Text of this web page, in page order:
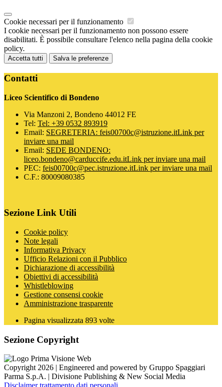
Cookie necessari per il funzionamento
I cookie necessari per il funzionamento non possono essere
disabilitati. È possibile consultare l'elenco nella pagina della cookie
policy.
Accetta tutti Salva le preferenze
Contatti
Liceo Scientifico di Bondeno
Via Manzoni 2, Bondeno 44012 FE
Tel: Tel: +39 0532 893919
Email: SEGRETERIA: feis00700c@istruzione.itLink per
inviare una mail
Email: SEDE BONDENO:
liceo.bondeno@carduccife.edu.itLink per inviare una mail
PEC: feis00700c@pec.istruzione.itLink per inviare una mail
C.F.: 80009080385
Sezione Link Utili
Cookie policy
Note legali
Informativa Privacy
Ufficio Relazioni con il Pubblico
Dichiarazione di accessibilità
Obiettivi di accessibilità
Whistleblowing
Gestione consensi cookie
Amministrazione trasparente
Pagina visualizzata 893 volte
Sezione Copyright
Copyright 2026 | Engineered and powered by Gruppo Spaggiari
Parma S.p.A. | Divisione Publishing & New Social Media